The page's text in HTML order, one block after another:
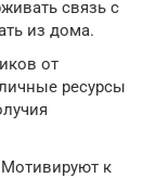
связь с
из дома.
от
ресурсы
к